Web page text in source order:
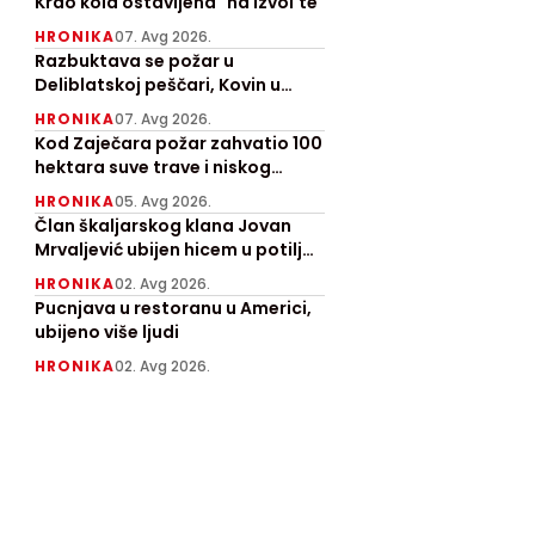
HRONIKA07. Avg 2026.
Razbuktava se požar u
Deliblatskoj peščari, Kovin u
pepelu
HRONIKA07. Avg 2026.
Kod Zaječara požar zahvatio 100
hektara suve trave i niskog
rastinja, angažovan "Kamov"
HRONIKA05. Avg 2026.
Član škaljarskog klana Jovan
Mrvaljević ubijen hicem u potiljak
kod Nikšića
HRONIKA02. Avg 2026.
Pucnjava u restoranu u Americi,
ubijeno više ljudi
HRONIKA02. Avg 2026.